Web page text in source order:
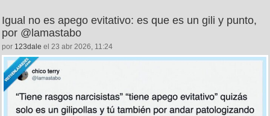
Igual no es apego evitativo: es que es un gili y punto,
por @lamastabo
por 123dale el 23 abr 2026, 11:24